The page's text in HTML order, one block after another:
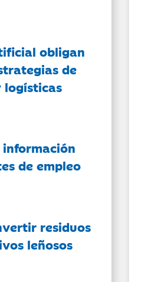
obligan
de
logísticas
de empleo
residuos
leñosos